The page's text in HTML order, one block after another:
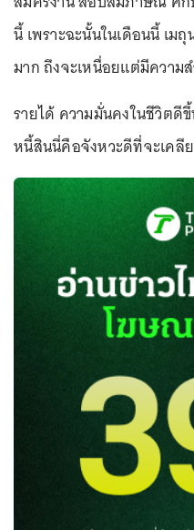
นี้ เพราะฉะนั้นในเดือนนี้ เม
มาก ถึงจะเหนื่อยแต่มีความส
รายได้ ความมั่นคงในชีวิตดี
หนี้สินนี่คือจังหวะดีที่จะเคลี